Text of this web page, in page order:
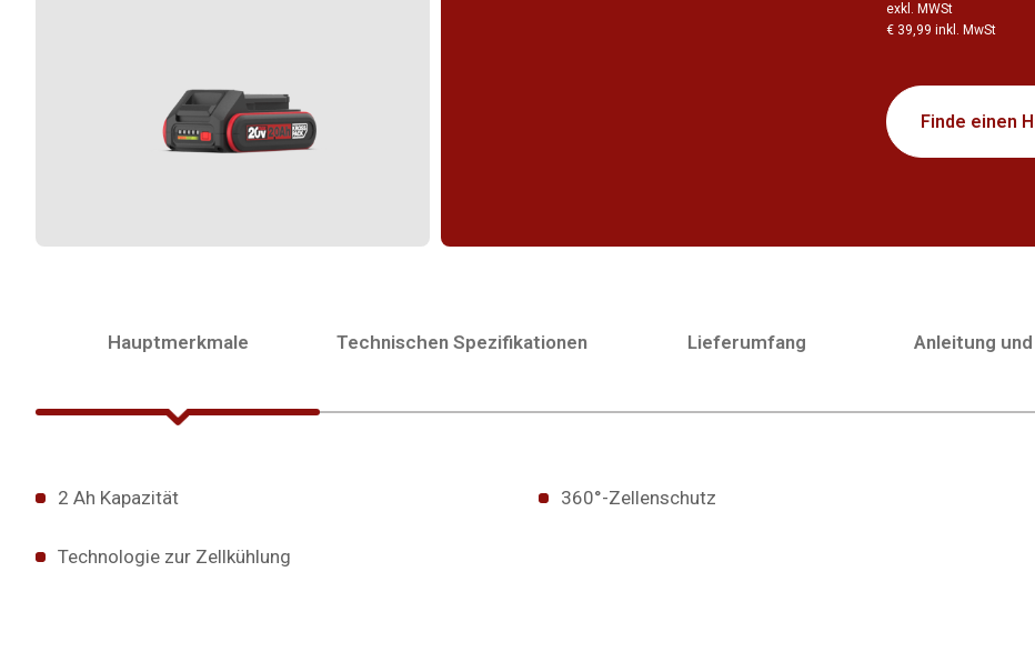
exkl. MWSt
€ 39,99 inkl. MwSt
Finde einen
Hauptmerkmale Technischen Spezifikationen Lieferumfang Anleitung
2 Ah Kapazität
Technologie zur Zellkühlung
360°-Zellenschutz